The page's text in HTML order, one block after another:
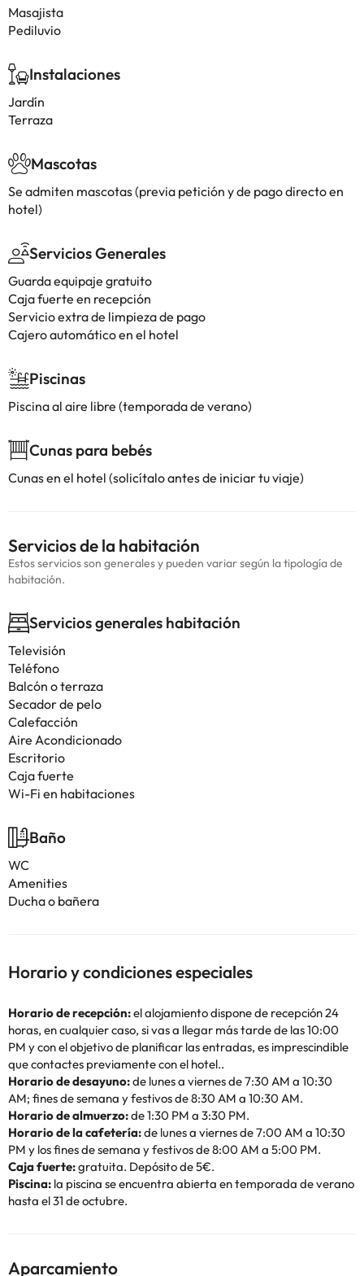
Masajista
Pediluvio
Instalaciones
Jardín
Terraza
Mascotas
Se admiten mascotas (previa petición y de pago directo en
hotel)
Servicios Generales
Guarda equipaje gratuito
Caja fuerte en recepción
Servicio extra de limpieza de pago
Cajero automático en el hotel
Piscinas
Piscina al aire libre (temporada de verano)
Cunas para bebés
Cunas en el hotel (solicítalo antes de iniciar tu viaje)
Servicios de la habitación
Estos servicios son generales y pueden variar según la tipología de
habitación.
Servicios generales habitación
Televisión
Teléfono
Balcón o terraza
Secador de pelo
Calefacción
Aire Acondicionado
Escritorio
Caja fuerte
Wi-Fi en habitaciones
Baño
WC
Amenities
Ducha o bañera
Horario y condiciones especiales
Horario de recepción:el alojamiento dispone de recepción 24
horas, en cualquier caso, si vas a llegar más tarde de las 10:00
PM y con el objetivo de planificar las entradas, es imprescindible
que contactes previamente con el hotel..
Horario de desayuno:de lunes a viernes de 7:30 AM a 10:30
AM; fines de semana y festivos de 8:30 AM a 10:30 AM.
Horario de almuerzo:de 1:30 PM a 3:30 PM.
Horario de la cafetería:de lunes a viernes de 7:00 AM a 10:30
PM y los fines de semana y festivos de 8:00 AM a 5:00 PM.
Caja fuerte:gratuita. Depósito de 5€.
Piscina: la piscina se encuentra abierta en temporada de verano
hasta el 31 de octubre.
Aparcamiento